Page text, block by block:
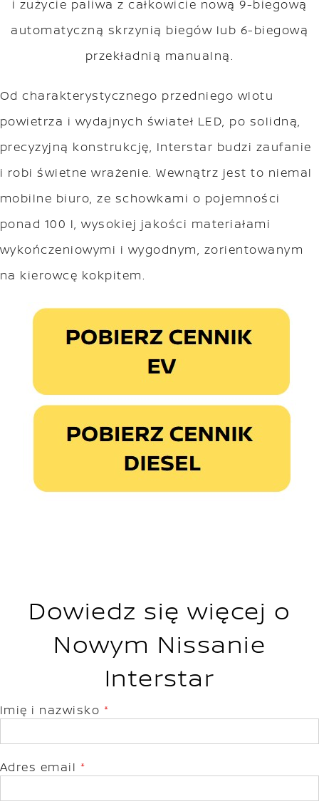
i zużycie paliwa z całkowicie nową 9-biegową
automatyczną skrzynią biegów lub 6-biegową
przekładnią manualną.
Od charakterystycznego przedniego wlotu
powietrza i wydajnych świateł LED, po solidną,
precyzyjną konstrukcję, Interstar budzi zaufanie
i robi świetne wrażenie. Wewnątrz jest to niemal
mobilne biuro, ze schowkami o pojemności
ponad 100 l, wysokiej jakości materiałami
wykończeniowymi i wygodnym, zorientowanym
na kierowcę kokpitem.
Dowiedz się więcej o
Nowym Nissanie
Interstar
Imię i nazwisko *
Adres email *